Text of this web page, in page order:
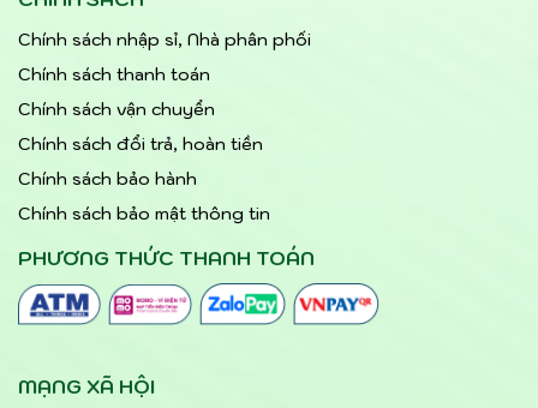
Chính sách nhập sỉ, Nhà phân phối
Chính sách thanh toán
Chính sách vận chuyển
Chính sách đổi trả, hoàn tiền
Chính sách bảo hành
Chính sách bảo mật thông tin
PHƯƠNG THỨC THANH TOÁN
MẠNG XÃ HỘI